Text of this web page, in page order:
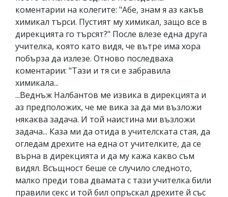
коментарии на колегите: "Абе, знам я аз какъв
химикал търси. Пустият му химикал, защо все в
дирекцията го търсят?" После влезе една друга
учителка, която като видя, че вътре има хора
побърза да излезе. Отново последваха
коментарии: "Тази и тя си е забравила
химикала...
...Веднъж Налбантов ме извика в дирекцията и
аз предположих, че ме вика за да ми възложи
някаква задача. И той наистина ми възложи
задача... Каза ми да отида в учителската стая, да
огледам дрехите на една от учителките, да се
върна в дирекцията и да му кажа какво съм
видял. Всъщност беше се случило следното,
малко преди това двамата с тази учителка били
правили секс и той бил опръскал дрехите й със